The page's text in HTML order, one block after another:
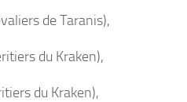
de Taranis),
du Kraken),
du Kraken),